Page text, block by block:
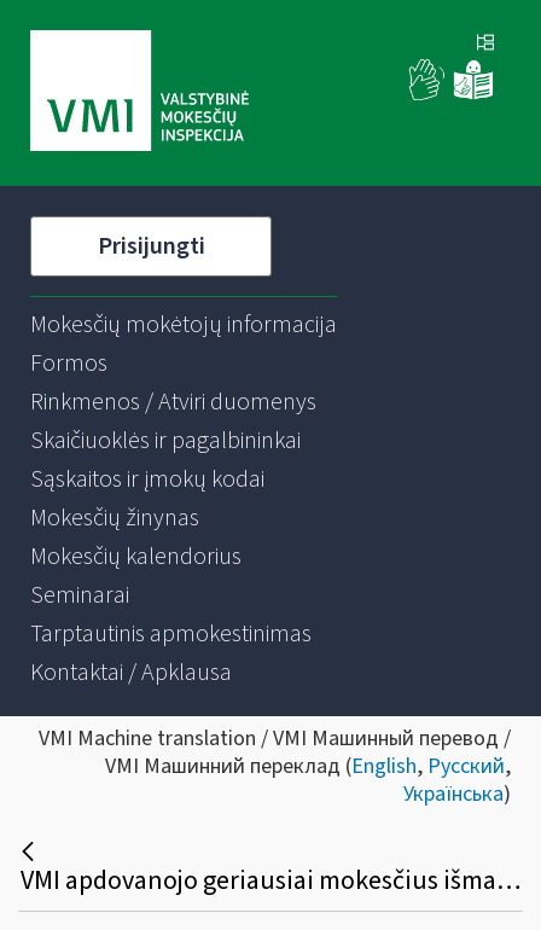
Prisijungti
Mokesčių mokėtojų informacija
Formos
Rinkmenos / Atviri duomenys
Skaičiuoklės ir pagalbininkai
Sąskaitos ir įmokų kodai
Mokesčių žinynas
Mokesčių kalendorius
Seminarai
Tarptautinis apmokestinimas
Kontaktai / Apklausa
VMI Machine translation / VMI Машинный перевод /
VMI Машинний переклад (English, Русский,
Українська)
VMI apdovanojo geriausiai mokesčius išmanančius moksleivius